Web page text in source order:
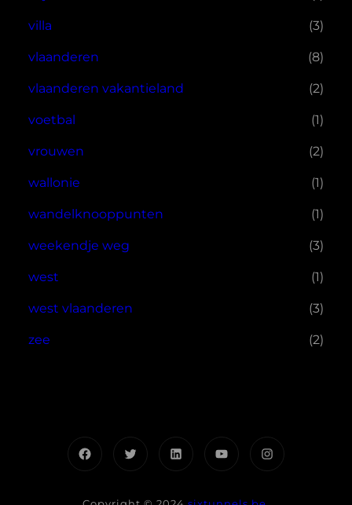
villa (3)
vlaanderen (8)
vlaanderen vakantieland (2)
voetbal (1)
vrouwen (2)
wallonie (1)
wandelknooppunten (1)
weekendje weg (3)
west (1)
west vlaanderen (3)
zee (2)
FacebookTwitterLinkedInYouTubeInstagram